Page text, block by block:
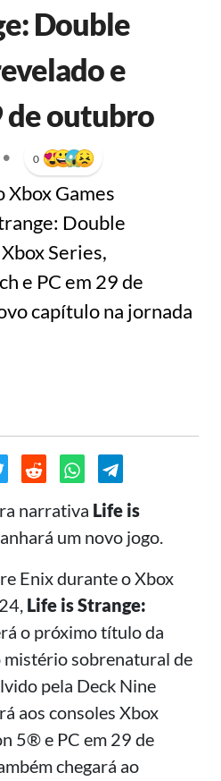
Double
e
de outubro
• 0
Xbox Games
Double
Series,
e PC em 29 de
capítulo na jornada
narrativa Life is
um novo jogo.
Enix durante o Xbox
Life is Strange:
o próximo título da
mistério sobrenatural de
pela Deck Nine
aos consoles Xbox
5® e PC em 29 de
chegará ao